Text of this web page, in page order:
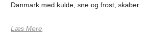
Danmark med kulde, sne og frost, skaber
Læs Mere